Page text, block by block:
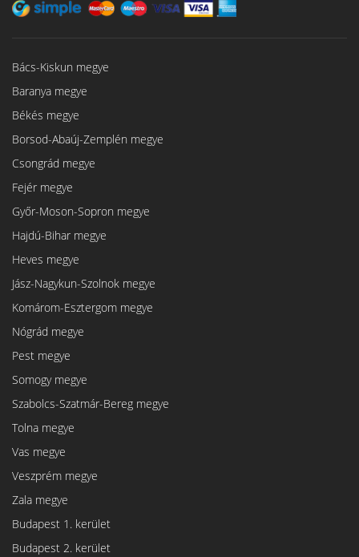
Bács-Kiskun megye
Baranya megye
Békés megye
Borsod-Abaúj-Zemplén megye
Csongrád megye
Fejér megye
Győr-Moson-Sopron megye
Hajdú-Bihar megye
Heves megye
Jász-Nagykun-Szolnok megye
Komárom-Esztergom megye
Nógrád megye
Pest megye
Somogy megye
Szabolcs-Szatmár-Bereg megye
Tolna megye
Vas megye
Veszprém megye
Zala megye
Budapest 1. kerület
Budapest 2. kerület